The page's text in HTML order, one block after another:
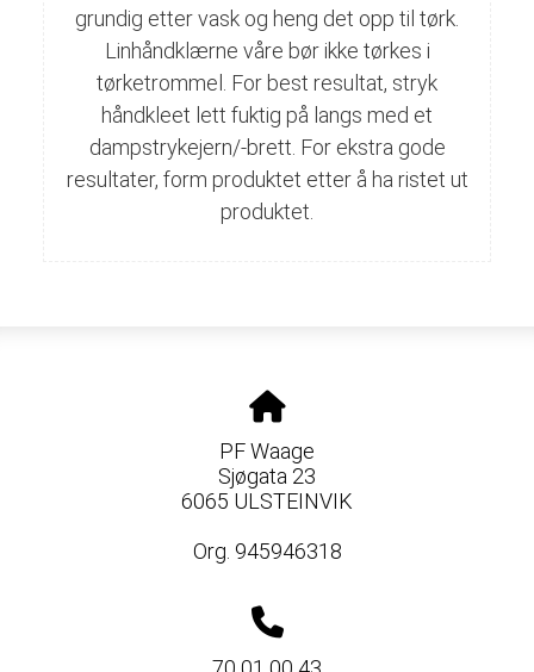
grundig etter vask og heng det opp til tørk.
Linhåndklærne våre bør ikke tørkes i
tørketrommel. For best resultat, stryk
håndkleet lett fuktig på langs med et
dampstrykejern/-brett. For ekstra gode
resultater, form produktet etter å ha ristet ut
produktet.
PF Waage
Sjøgata 23
6065 ULSTEINVIK
Org. 945946318